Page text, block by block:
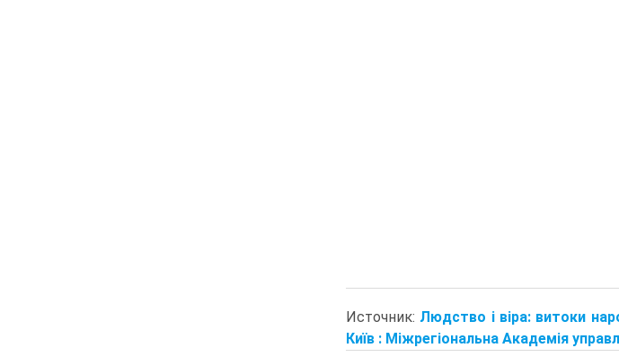
Источник: Людство і віра: витоки
Київ : Міжрегіональна Академія